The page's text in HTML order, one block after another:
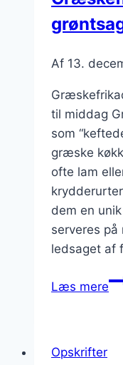
Af 13.
til middag
som
græske
ofte lam
dem en
serveres på
ledsaget af
Læs mere
Opskrifter